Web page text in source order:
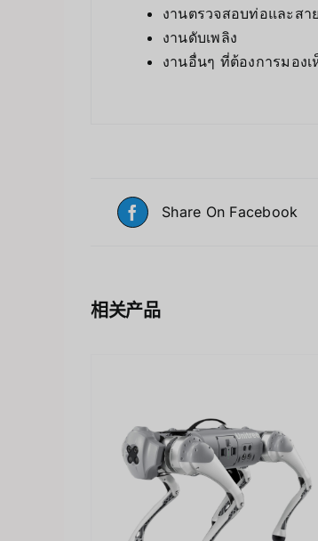
งานตรวจสอบท่อและสา
งานดับเพลิง
งานอื่นๆ ที่ต้องการมอง
Share On Facebook
相关产品